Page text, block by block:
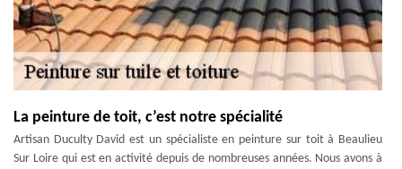
La peinture de toit, c’est notre spécialité
Artisan Duculty David est un spécialiste en peinture sur toit à Beaulieu
Sur Loire qui est en activité depuis de nombreuses années. Nous avons à